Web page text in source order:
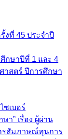
งที่ 45 ประจำปี
กษาปีที่ 1 และ 4
าสตร์ ปีการศึกษา
ซเบอร์
า” เรื่อง ผู้ผ่าน
รสัมภาษณ์ทุนการ